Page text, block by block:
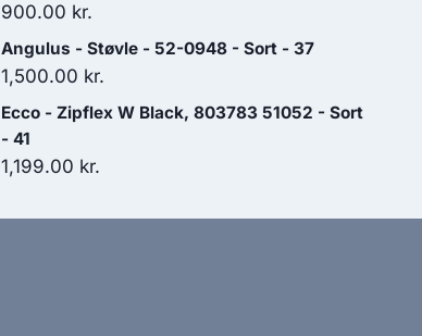
900.00 kr.
Angulus - Støvle - 52-0948 - Sort - 37
1,500.00 kr.
Ecco - Zipflex W Black, 803783 51052 - Sort
- 41
1,199.00 kr.